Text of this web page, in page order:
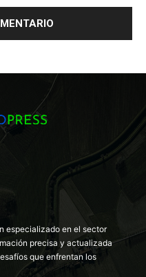
especializado en el sector
precisa y actualizada
que enfrentan los